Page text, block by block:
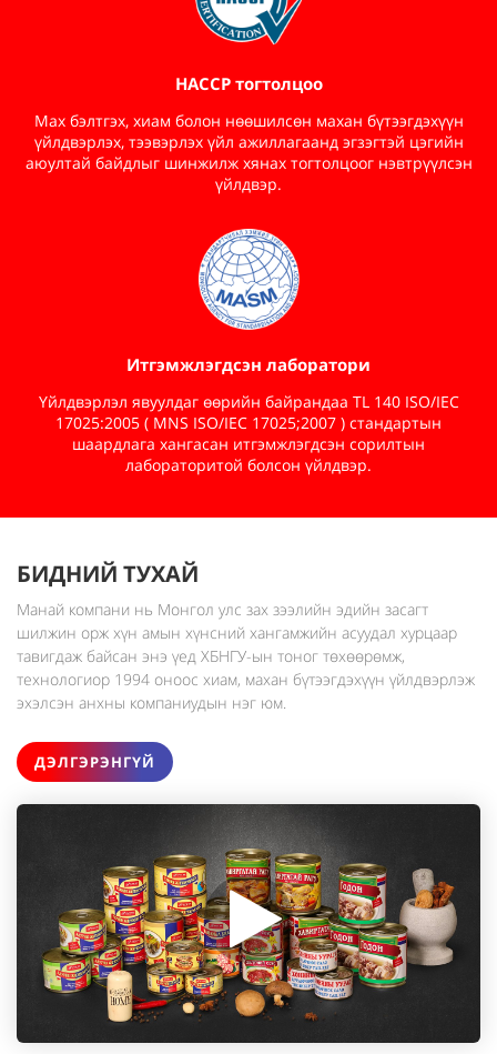
HАCCP тогтолцоо
Мах бэлтгэх, хиам болон нөөшилсөн махан бүтээгдэхүүн
үйлдвэрлэх, тээвэрлэх үйл ажиллагаанд эгзэгтэй цэгийн
аюултай байдлыг шинжилж хянах тогтолцоог нэвтрүүлсэн
үйлдвэр.
Итгэмжлэгдсэн лаборатори
Үйлдвэрлэл явуулдаг өөрийн байрандаа TL 140 ISO/IEC
17025:2005 ( MNS ISO/IEC 17025;2007 ) стандартын
шаардлага хангасан итгэмжлэгдсэн сорилтын
лабораторитой болсон үйлдвэр.
БИДНИЙ ТУХАЙ
Манай компани нь Монгол улс зах зээлийн эдийн засагт
шилжин орж хүн амын хүнсний хангамжийн асуудал хурцаар
тавигдаж байсан энэ үед ХБНГУ-ын тоног төхөөрөмж,
технологиор 1994 оноос хиам, махан бүтээгдэхүүн үйлдвэрлэж
эхэлсэн анхны компаниудын нэг юм.
ДЭЛГЭРЭНГҮЙ